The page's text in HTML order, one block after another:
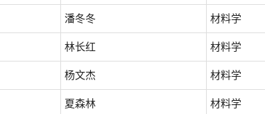
潘冬冬 材料学
林长红 材料学
杨文杰 材料学
夏森林 材料学